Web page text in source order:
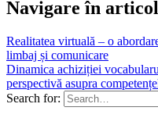
Navigare în
Realitatea virtuală – o
limbaj și comunicare
Dinamica achiziției
perspectivă asupra
Search for: